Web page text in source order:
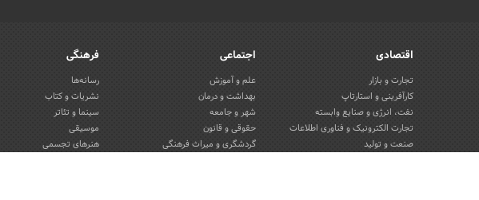
اقتصادی
تجارت و بازار
کارآفرینی و استارتاپ
نفت، انرژی و صنایع وابسته
تجارت الکترونیک و فناوری اطلاعات
صنعت و تولید
اجتماعی
علم و آموزش
بهداشت و درمان
شهر و جامعه
حقوقی و قانون
گردشگری و میراث فرهنگی
فرهنگی
رسانه‌ها
نشریات و کتاب
سینما و تئاتر
موسیقی
هنرهای تجسمی